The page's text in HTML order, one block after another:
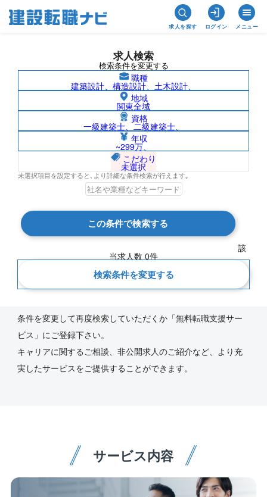
求人を探す ログイン メニュー
求人検索
検索条件を変更する
職種
建築設計、構造設計、土木設計、
地域
関東全域
資格
一級建築士、二級建築士、
年収
~299万、
こだわり
未選択
未選択項目を設定すると､より詳細な条件検索が行えます｡
この条件で検索する
該
当求人数 0件
検索条件を変更する
沖縄県/社名非公開の求人検索結果一覧
検索結果 0 件
現在の検索条件
条件を変更して再度検索していただくか「無料転職支援サー
ビス」にご登録下さい。
キャリアに関するご相談、非公開求人のご紹介など、より充
実したサービスをご提供することができます。
サービス内容